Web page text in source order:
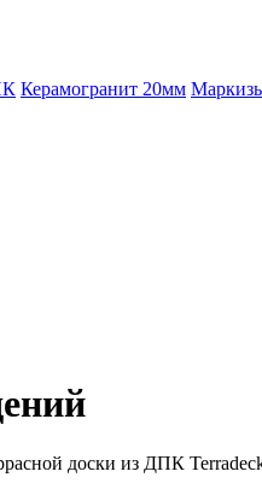
Керамогранит 20мм
доски из ДПК